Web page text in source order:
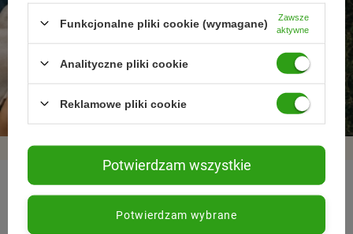
Promocje tylko dla
Nowości przed
Rezygnacja w każdej
chwili
REGULAMINY
Funkcjonalne pliki cookie (wymagane)
Zawsze
aktywne
Analityczne pliki cookie
Reklamowe pliki cookie
Potwierdzam wybrane
Potwierdzam wszystkie